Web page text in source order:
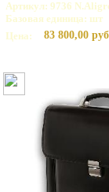
Артикул: 9736
Базовая единица: шт
Цена:
83 800,00